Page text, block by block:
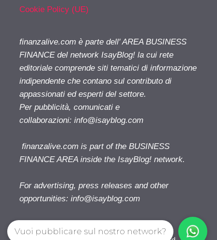
Cookie Policy (UE)
finanzalive.com è parte dell' AREA BUSINESS
FINANCE del network IsayBlog! la cui rete
editoriale comprende siti tematici di informazione
indipendente che contano sul contributo di
appassionati ed esperti del settore.
Per pubblicità, comunicati e
collaborazioni: info@isayblog.com
finanzalive.com is part of the BUSINESS
FINANCE AREA inside the IsayBlog! network.
For advertising, press releases and other
opportunities: info@isayblog.com
Vuoi pubblicare sul nostro network?